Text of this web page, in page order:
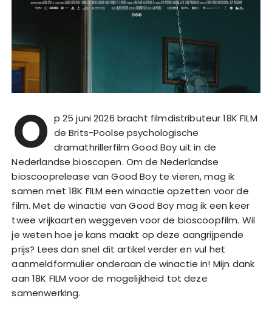
O p 25 juni 2026 bracht filmdistributeur 18K FILM
de Brits-Poolse psychologische
dramathrillerfilm Good Boy uit in de
Nederlandse bioscopen. Om de Nederlandse
bioscooprelease van Good Boy te vieren, mag ik
samen met 18K FILM een winactie opzetten voor de
film. Met de winactie van Good Boy mag ik een keer
twee vrijkaarten weggeven voor de bioscoopfilm. Wil
je weten hoe je kans maakt op deze aangrijpende
prijs? Lees dan snel dit artikel verder en vul het
aanmeldformulier onderaan de winactie in! Mijn dank
aan 18K FILM voor de mogelijkheid tot deze
samenwerking.